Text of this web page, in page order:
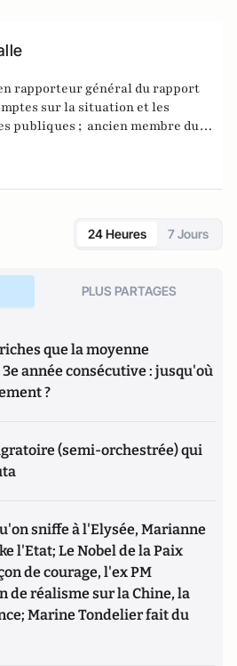
rapporteur général du rapport
sur la situation et les
publiques ; ancien membre du
publiques, Président de FIPECO
sur les finances
24 Heures 7 Jours
PLUS PARTAGES
que la moyenne
année consécutive : jusqu'où
?
(semi-orchestrée) qui
sniffe à l'Elysée, Marianne
l'Etat; Le Nobel de la Paix
de courage, l'ex PM
de réalisme sur la Chine, la
Marine Tondelier fait du